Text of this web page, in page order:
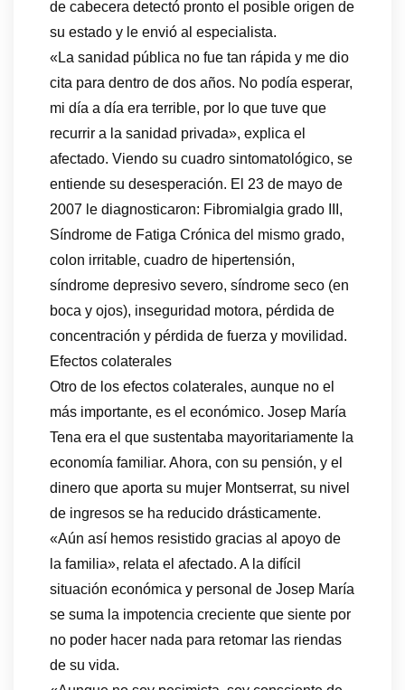
de cabecera detectó pronto el posible origen de
su estado y le envió al especialista.
«La sanidad pública no fue tan rápida y me dio
cita para dentro de dos años. No podía esperar,
mi día a día era terrible, por lo que tuve que
recurrir a la sanidad privada», explica el
afectado. Viendo su cuadro sintomatológico, se
entiende su desesperación. El 23 de mayo de
2007 le diagnosticaron: Fibromialgia grado III,
Síndrome de Fatiga Crónica del mismo grado,
colon irritable, cuadro de hipertensión,
síndrome depresivo severo, síndrome seco (en
boca y ojos), inseguridad motora, pérdida de
concentración y pérdida de fuerza y movilidad.
Efectos colaterales
Otro de los efectos colaterales, aunque no el
más importante, es el económico. Josep María
Tena era el que sustentaba mayoritariamente la
economía familiar. Ahora, con su pensión, y el
dinero que aporta su mujer Montserrat, su nivel
de ingresos se ha reducido drásticamente.
«Aún así hemos resistido gracias al apoyo de
la familia», relata el afectado. A la difícil
situación económica y personal de Josep María
se suma la impotencia creciente que siente por
no poder hacer nada para retomar las riendas
de su vida.